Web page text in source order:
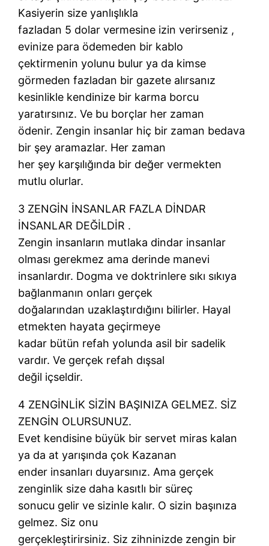
Kasiyerin size yanlışlıkla
fazladan 5 dolar vermesine izin verirseniz ,
evinize para ödemeden bir kablo
çektirmenin yolunu bulur ya da kimse
görmeden fazladan bir gazete alırsanız
kesinlikle kendinize bir karma borcu
yaratırsınız. Ve bu borçlar her zaman
ödenir. Zengin insanlar hiç bir zaman bedava
bir şey aramazlar. Her zaman
her şey karşılığında bir değer vermekten
mutlu olurlar.
3 ZENGİN İNSANLAR FAZLA DİNDAR
İNSANLAR DEĞİLDİR .
Zengin insanların mutlaka dindar insanlar
olması gerekmez ama derinde manevi
insanlardır. Dogma ve doktrinlere sıkı sıkıya
bağlanmanın onları gerçek
doğalarından uzaklaştırdığını bilirler. Hayal
etmekten hayata geçirmeye
kadar bütün refah yolunda asil bir sadelik
vardır. Ve gerçek refah dışsal
değil içseldir.
4 ZENGİNLİK SİZİN BAŞINIZA GELMEZ. SİZ
ZENGİN OLURSUNUZ.
Evet kendisine büyük bir servet miras kalan
ya da at yarışında çok Kazanan
ender insanları duyarsınız. Ama gerçek
zenginlik size daha kasıtlı bir süreç
sonucu gelir ve sizinle kalır. O sizin başınıza
gelmez. Siz onu
gerçekleştirirsiniz. Siz zihninizde zengin bir